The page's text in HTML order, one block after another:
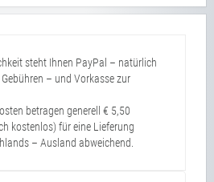
steht Ihnen PayPal – natürlich
– und Vorkasse zur
betragen generell € 5,50
kostenlos) für eine Lieferung
– Ausland abweichend.